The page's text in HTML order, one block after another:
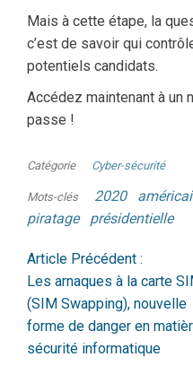
Mais à cette étape, la
c’est de savoir qui
potentiels candidats.
Accédez maintenant à un
passe !
Catégorie Cyber-sécurité
Mots-clés 2020
piratage
présidentielle
Article Précédent :
Les arnaques à la carte
(SIM Swapping), nouvelle
forme de danger en
sécurité informatique